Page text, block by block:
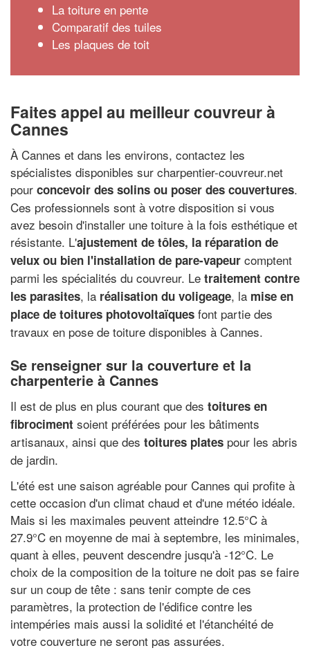
La toiture en pente
Comparatif des tuiles
Les plaques de toit
Faites appel au meilleur couvreur à
Cannes
À Cannes et dans les environs, contactez les
spécialistes disponibles sur charpentier-couvreur.net
pour concevoir des solins ou poser des couvertures.
Ces professionnels sont à votre disposition si vous
avez besoin d'installer une toiture à la fois esthétique et
résistante. L'ajustement de tôles, la réparation de
velux ou bien l'installation de pare-vapeur comptent
parmi les spécialités du couvreur. Le traitement contre
les parasites, la réalisation du voligeage, la mise en
place de toitures photovoltaïques font partie des
travaux en pose de toiture disponibles à Cannes.
Se renseigner sur la couverture et la
charpenterie à Cannes
Il est de plus en plus courant que des toitures en
fibrociment soient préférées pour les bâtiments
artisanaux, ainsi que des toitures plates pour les abris
de jardin.
L'été est une saison agréable pour Cannes qui profite à
cette occasion d'un climat chaud et d'une météo idéale.
Mais si les maximales peuvent atteindre 12.5°C à
27.9°C en moyenne de mai à septembre, les minimales,
quant à elles, peuvent descendre jusqu'à -12°C. Le
choix de la composition de la toiture ne doit pas se faire
sur un coup de tête : sans tenir compte de ces
paramètres, la protection de l'édifice contre les
intempéries mais aussi la solidité et l'étanchéité de
votre couverture ne seront pas assurées.